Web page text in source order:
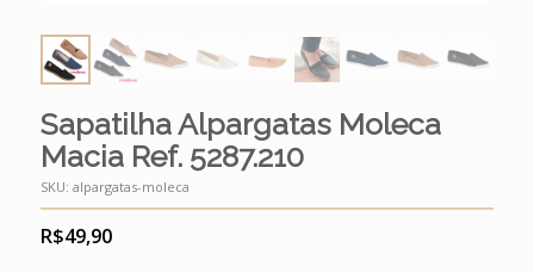
Sapatilha Alpargatas Moleca
Macia Ref. 5287.210
SKU: alpargatas-moleca
R$49,90